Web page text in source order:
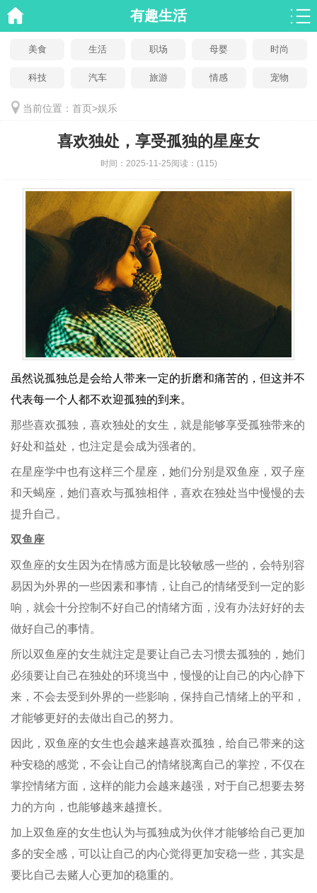
有趣生活
美食 生活 职场 母婴 时尚
科技 汽车 旅游 情感 宠物
当前位置： 首页>娱乐
喜欢独处，享受孤独的星座女
时间： 2025-11-25阅读： (115)
虽然说孤独总是会给人带来一定的折磨和痛苦的，但这并不
代表每一个人都不欢迎孤独的到来。
那些喜欢孤独，喜欢独处的女生，就是能够享受孤独带来的
好处和益处，也注定是会成为强者的。
在星座学中也有这样三个星座，她们分别是双鱼座，双子座
和天蝎座，她们喜欢与孤独相伴，喜欢在独处当中慢慢的去
提升自己。
双鱼座
双鱼座的女生因为在情感方面是比较敏感一些的，会特别容
易因为外界的一些因素和事情，让自己的情绪受到一定的影
响，就会十分控制不好自己的情绪方面，没有办法好好的去
做好自己的事情。
所以双鱼座的女生就注定是要让自己去习惯去孤独的，她们
必须要让自己在独处的环境当中，慢慢的让自己的内心静下
来，不会去受到外界的一些影响，保持自己情绪上的平和，
才能够更好的去做出自己的努力。
因此，双鱼座的女生也会越来越喜欢孤独，给自己带来的这
种安稳的感觉，不会让自己的情绪脱离自己的掌控，不仅在
掌控情绪方面，这样的能力会越来越强，对于自己想要去努
力的方向，也能够越来越擅长。
加上双鱼座的女生也认为与孤独成为伙伴才能够给自己更加
多的安全感，可以让自己的内心觉得更加安稳一些，其实是
要比自己去赌人心更加的稳重的。